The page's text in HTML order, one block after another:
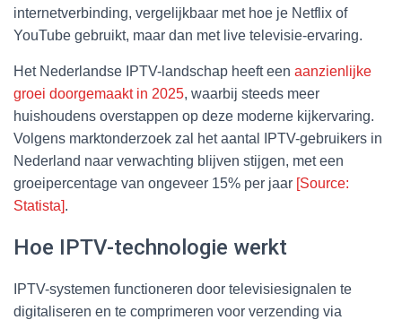
internetverbinding, vergelijkbaar met hoe je Netflix of
YouTube gebruikt, maar dan met live televisie-ervaring.
Het Nederlandse IPTV-landschap heeft een aanzienlijke
groei doorgemaakt in 2025, waarbij steeds meer
huishoudens overstappen op deze moderne kijkervaring.
Volgens marktonderzoek zal het aantal IPTV-gebruikers in
Nederland naar verwachting blijven stijgen, met een
groeipercentage van ongeveer 15% per jaar [Source:
Statista].
Hoe IPTV-technologie werkt
IPTV-systemen functioneren door televisiesignalen te
digitaliseren en te comprimeren voor verzending via